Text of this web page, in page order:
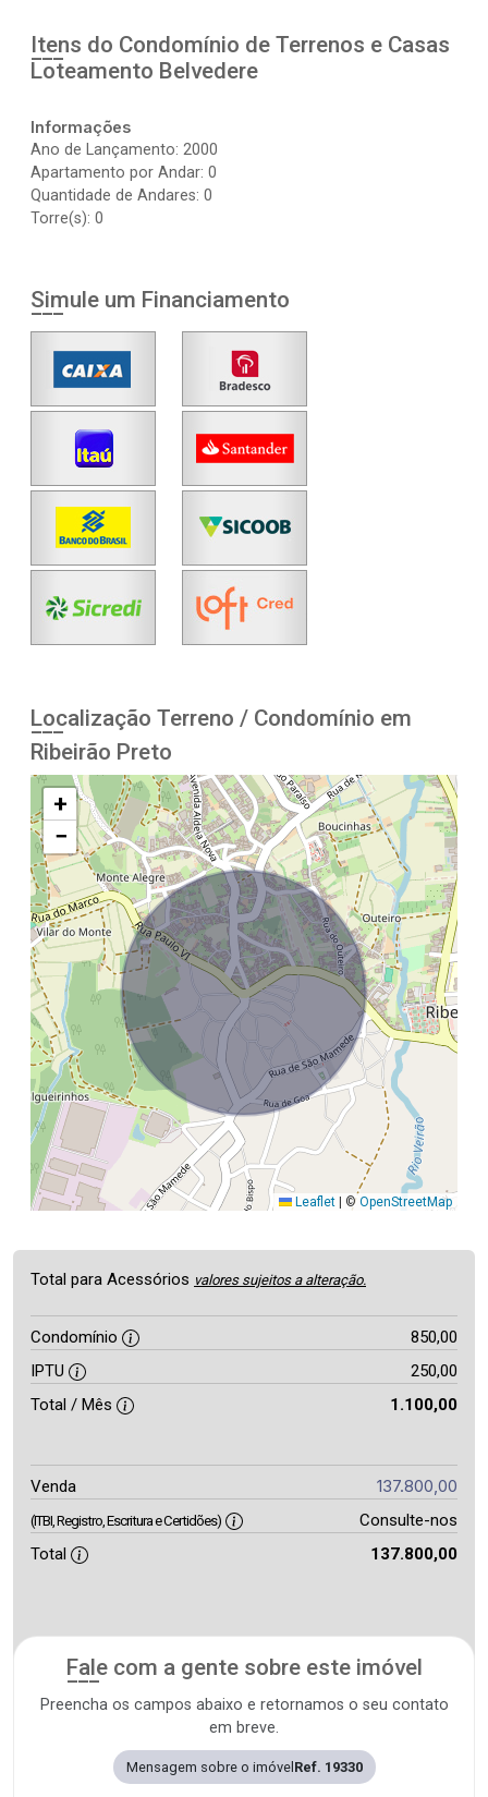
Itens do Condomínio de Terrenos e Casas
Loteamento Belvedere
Informações
Ano de Lançamento: 2000
Apartamento por Andar: 0
Quantidade de Andares: 0
Torre(s): 0
Simule um Financiamento
Localização Terreno / Condomínio em
Ribeirão Preto
+
−
Leaflet © OpenStreetMap
Total para Acessórios valores sujeitos a alteração.
Condomínio
850,00
IPTU
250,00
Total / Mês
1.100,00
Venda 137.800,00
(ITBI, Registro, Escritura e Certidões)
Consulte-nos
Total
137.800,00
Fale com a gente sobre este imóvel
Preencha os campos abaixo e retornamos o seu contato
em breve.
Mensagem sobre o imóvel Ref. 19330